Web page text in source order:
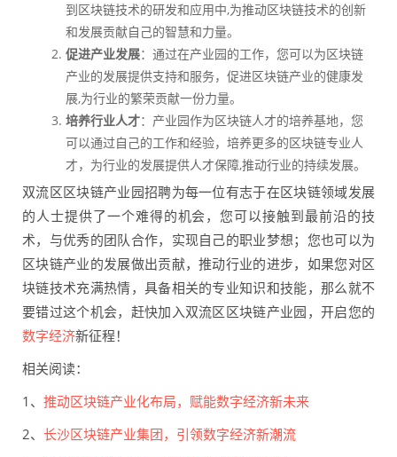
到区块链技术的研发和应用中,为推动区块链技术的创新
和发展贡献自己的智慧和力量。
促进产业发展：通过在产业园的工作，您可以为区块链
产业的发展提供支持和服务，促进区块链产业的健康发
展,为行业的繁荣贡献一份力量。
培养行业人才：产业园作为区块链人才的培养基地，您
可以通过自己的工作和经验，培养更多的区块链专业人
才，为行业的发展提供人才保障,推动行业的持续发展。
双流区区块链产业园招聘为每一位有志于在区块链领域发展
的人士提供了一个难得的机会，您可以接触到最前沿的技
术，与优秀的团队合作，实现自己的职业梦想；您也可以为
区块链产业的发展做出贡献，推动行业的进步，如果您对区
块链技术充满热情，具备相关的专业知识和技能，那么就不
要错过这个机会，赶快加入双流区区块链产业园，开启您的
数字经济新征程！
相关阅读：
1、 推动区块链产业化布局，赋能数字经济新未来
2、 长沙区块链产业集团，引领数字经济新潮流